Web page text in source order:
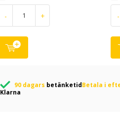
- + -
90 dagars betänketidBetala i
Klarna